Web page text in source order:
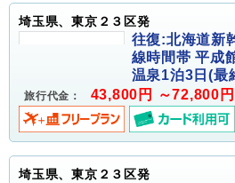
埼玉県、東京２３区発
往復:北海道新
線時間帯 平成
温泉1泊3日(最
旅行代金： 43,800円 ～72,800円
埼玉県、東京２３区発